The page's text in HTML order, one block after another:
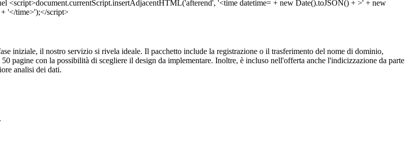
iniziale, il nostro servizio si rivela ideale. Il pacchetto include la registrazione o il trasferimento del nome di dominio,
pagine con la possibilità di scegliere il design da implementare. Inoltre, è incluso nell'offerta anche l'indicizzazione da parte
analisi dei dati.